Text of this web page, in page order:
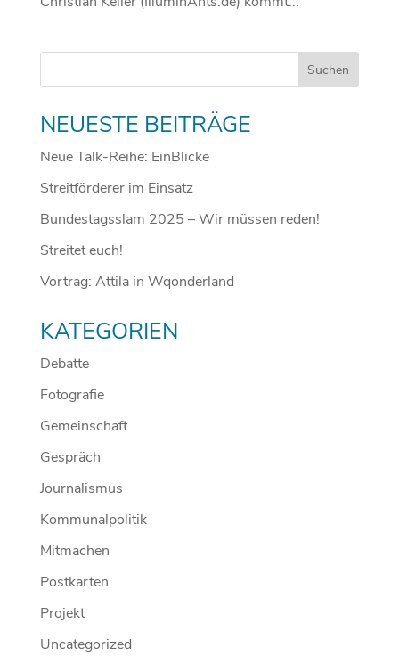
NEUESTE BEITRÄGE
Neue Talk-Reihe: EinBlicke
Streitförderer im Einsatz
Bundestagsslam 2025 – Wir müssen reden!
Streitet euch!
Vortrag: Attila in Wqonderland
KATEGORIEN
Debatte
Fotografie
Gemeinschaft
Gespräch
Journalismus
Kommunalpolitik
Mitmachen
Postkarten
Projekt
Uncategorized